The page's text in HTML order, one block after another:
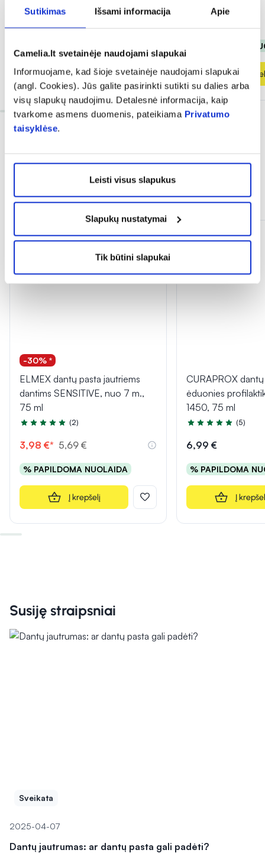
Sutikimas Išsami informacija Apie
Camelia.lt svetainėje naudojami slapukai
Informuojame, kad šioje svetainėje naudojami slapukai
(angl. Cookies). Jūs galite pasirinkti sutikti su dalies arba
visų slapukų naudojimu. Detalesnė informacija, kaip
tvarkome asmens duomenis, pateikiama Privatumo
taisyklėse.
Leisti visus slapukus
Slapukų nustatymai
Tik būtini slapukai
Įvertinimas 5.0 iš 5
Į krepšelį
% PAPILDOMA
Į
Dažnai perkama kartu
-30% *
ELMEX dantų pasta jautriems
dantims SENSITIVE, nuo 7 m.,
75 ml
Įvertinimas 4.5 iš 5
(2)
3,98 €* 5,69 €
% PAPILDOMA NUOLAIDA
Į krepšelį
CURAPROX
ėduonies
1450, 75 ml
Įvertinimas 5.0 iš 5
(5)
6,99 €
% PAPILDOMA
Į
Susiję straipsniai
Sveikata
2025-04-07
Dantų jautrumas: ar dantų pasta gali padėti?